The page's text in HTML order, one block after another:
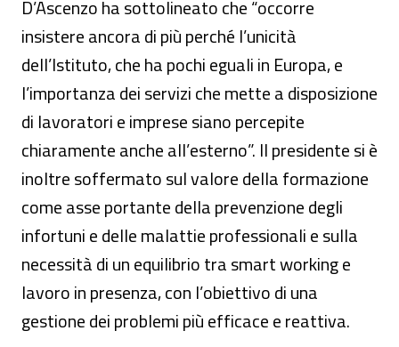
D’Ascenzo ha sottolineato che “occorre
insistere ancora di più perché l’unicità
dell’Istituto, che ha pochi eguali in Europa, e
l’importanza dei servizi che mette a disposizione
di lavoratori e imprese siano percepite
chiaramente anche all’esterno”. Il presidente si è
inoltre soffermato sul valore della formazione
come asse portante della prevenzione degli
infortuni e delle malattie professionali e sulla
necessità di un equilibrio tra smart working e
lavoro in presenza, con l’obiettivo di una
gestione dei problemi più efficace e reattiva.